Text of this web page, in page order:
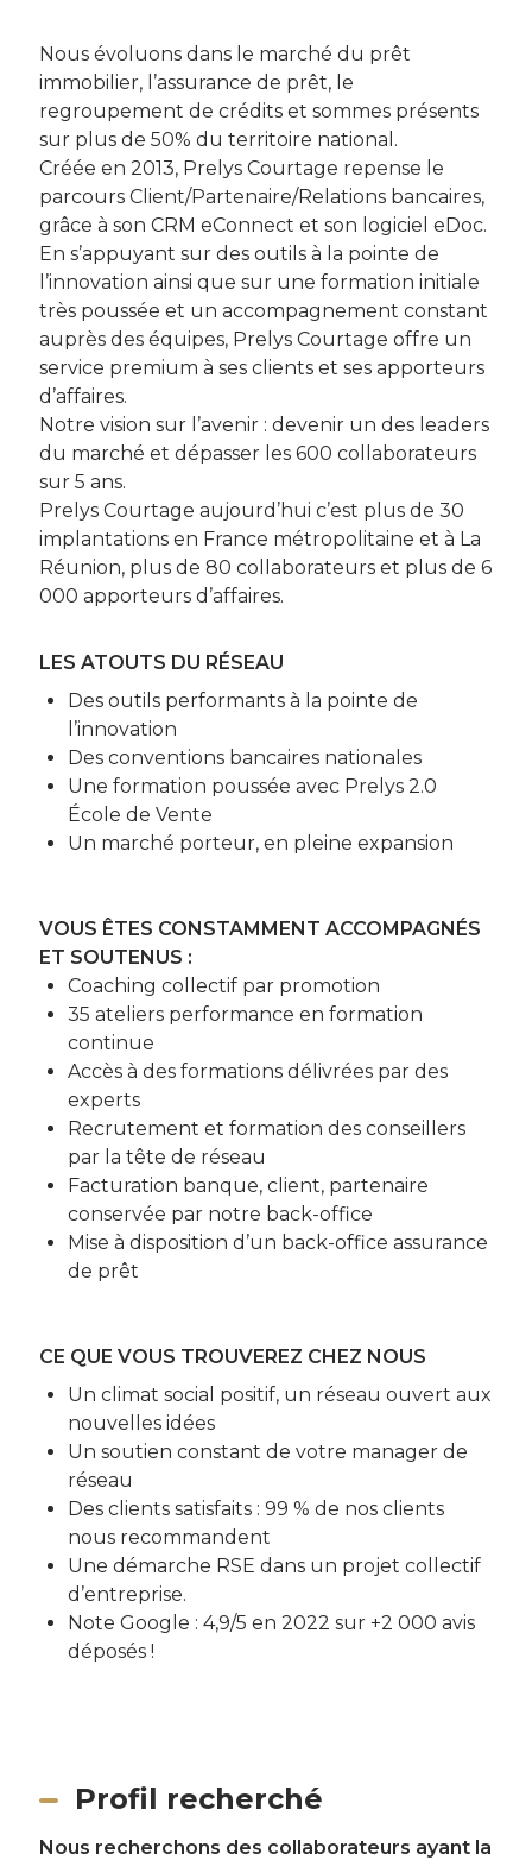
Nous évoluons dans le marché du prêt
immobilier, l’assurance de prêt, le
regroupement de crédits et sommes présents
sur plus de 50% du territoire national.
Créée en 2013, Prelys Courtage repense le
parcours Client/Partenaire/Relations bancaires,
grâce à son CRM eConnect et son logiciel eDoc.
En s’appuyant sur des outils à la pointe de
l’innovation ainsi que sur une formation initiale
très poussée et un accompagnement constant
auprès des équipes, Prelys Courtage offre un
service premium à ses clients et ses apporteurs
d’affaires.
Notre vision sur l’avenir : devenir un des leaders
du marché et dépasser les 600 collaborateurs
sur 5 ans.
Prelys Courtage aujourd’hui c’est plus de 30
implantations en France métropolitaine et à La
Réunion, plus de 80 collaborateurs et plus de 6
000 apporteurs d’affaires.
LES ATOUTS DU RÉSEAU
Des outils performants à la pointe de
l’innovation
Des conventions bancaires nationales
Une formation poussée avec Prelys 2.0
École de Vente
Un marché porteur, en pleine expansion
VOUS ÊTES CONSTAMMENT ACCOMPAGNÉS
ET SOUTENUS :
Coaching collectif par promotion
35 ateliers performance en formation
continue
Accès à des formations délivrées par des
experts
Recrutement et formation des conseillers
par la tête de réseau
Facturation banque, client, partenaire
conservée par notre back-office
Mise à disposition d’un back-office assurance
de prêt
CE QUE VOUS TROUVEREZ CHEZ NOUS
Un climat social positif, un réseau ouvert aux
nouvelles idées
Un soutien constant de votre manager de
réseau
Des clients satisfaits : 99 % de nos clients
nous recommandent
Une démarche RSE dans un projet collectif
d’entreprise.
Note Google : 4,9/5 en 2022 sur +2 000 avis
déposés !
Profil recherché
Nous recherchons des collaborateurs ayant la